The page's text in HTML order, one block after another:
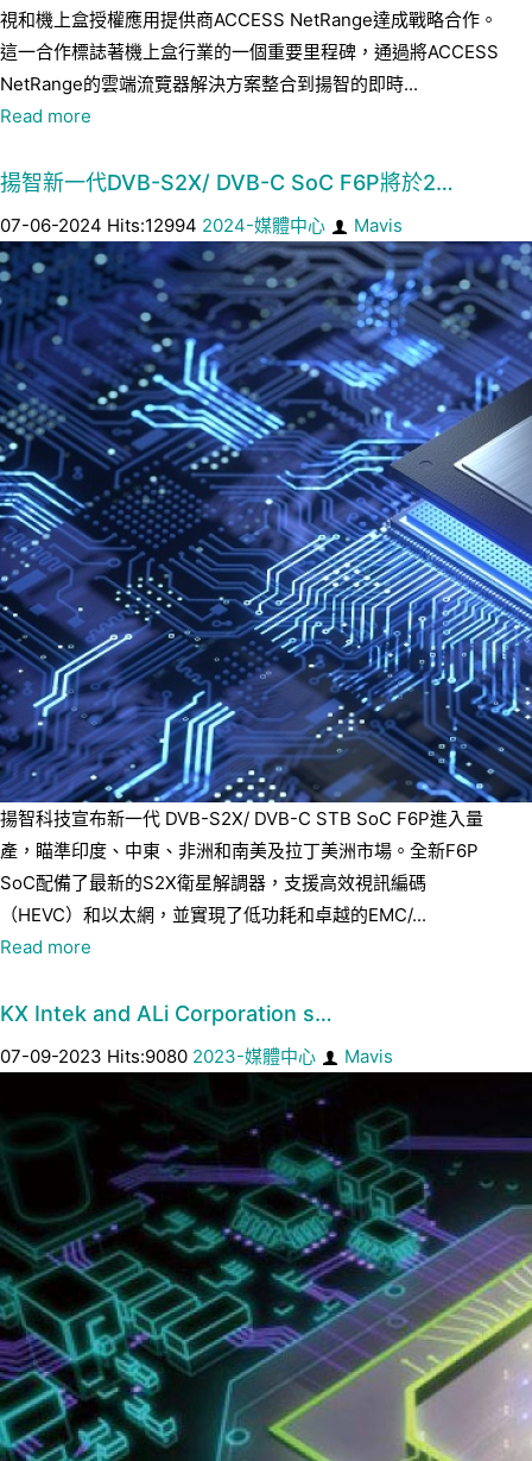
視和機上盒授權應用提供商ACCESS NetRange達成戰略合作。
這一合作標誌著機上盒行業的一個重要里程碑，通過將ACCESS
NetRange的雲端流覽器解決方案整合到揚智的即時...
Read more
揚智新一代DVB-S2X/ DVB-C SoC F6P將於2…
07-06-2024 Hits:12994 2024-媒體中心 Mavis
揚智科技宣布新一代 DVB-S2X/ DVB-C STB SoC F6P進入量
產，瞄準印度、中東、非洲和南美及拉丁美洲市場。全新F6P
SoC配備了最新的S2X衛星解調器，支援高效視訊編碼
（HEVC）和以太網，並實現了低功耗和卓越的EMC/...
Read more
KX Intek and ALi Corporation s…
07-09-2023 Hits:9080 2023-媒體中心 Mavis